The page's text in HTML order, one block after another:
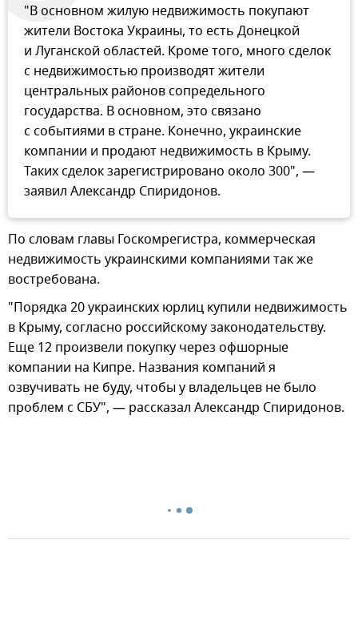
"В основном жилую недвижимость покупают
жители Востока Украины, то есть Донецкой
и Луганской областей. Кроме того, много сделок
с недвижимостью производят жители
центральных районов сопредельного
государства. В основном, это связано
с событиями в стране. Конечно, украинские
компании и продают недвижимость в Крыму.
Таких сделок зарегистрировано около 300", —
заявил Александр Спиридонов.
По словам главы Госкомрегистра, коммерческая
недвижимость украинскими компаниями так же
востребована.
"Порядка 20 украинских юрлиц купили недвижимость
в Крыму, согласно российскому законодательству.
Еще 12 произвели покупку через офшорные
компании на Кипре. Названия компаний я
озвучивать не буду, чтобы у владельцев не было
проблем с СБУ", — рассказал Александр Спиридонов.